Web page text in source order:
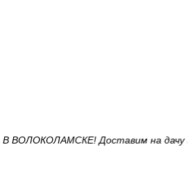
Доставим на дачу в